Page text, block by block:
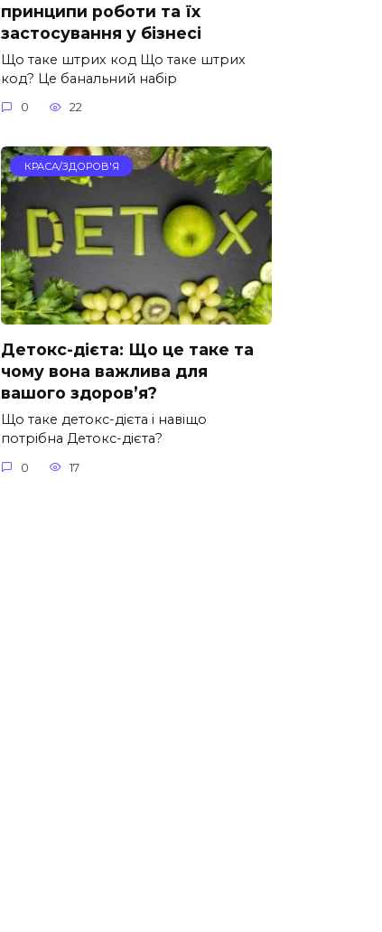
принципи роботи та їх
застосування у бізнесі
Що таке штрих код Що таке штрих
код? Це банальний набір
0 22
КРАСА/ЗДОРОВ'Я
Детокс-дієта: Що це таке та
чому вона важлива для
вашого здоров’я?
Що таке детокс-дієта і навіщо
потрібна Детокс-дієта?
0 17